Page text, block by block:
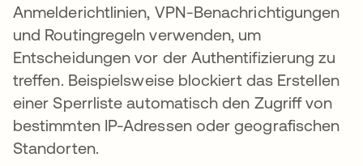
Anmelderichtlinien, VPN-Benachrichtigungen
und Routingregeln verwenden, um
Entscheidungen vor der Authentifizierung zu
treffen. Beispielsweise blockiert das Erstellen
einer Sperrliste automatisch den Zugriff von
bestimmten IP-Adressen oder geografischen
Standorten.